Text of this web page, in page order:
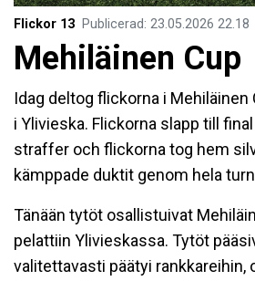
Flickor 13 Publicerad: 23.05.2026 22.18
Mehiläinen Cup
Idag deltog flickorna i
i Ylivieska. Flickorna slapp till
straffer och flickorna tog hem
kämppade duktit genom hela
Tänään tytöt osallistuivat
pelattiin Ylivieskassa. Tytöt
valitettavasti päätyi rankkareihin,